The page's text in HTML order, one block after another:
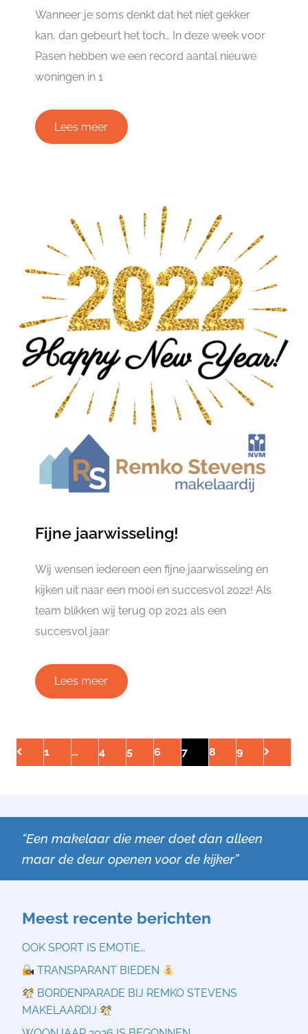
Wanneer je soms denkt dat het niet gekker
kan, dan gebeurt het toch… In deze week voor
Pasen hebben we een record aantal nieuwe
woningen in 1
Lees meer
Fijne jaarwisseling!
Wij wensen iedereen een fijne jaarwisseling en
kijken uit naar een mooi en succesvol 2022! Als
team blikken wij terug op 2021 als een
succesvol jaar
Lees meer
1 … 4 5 6 7 8 9
“Een makelaar die meer doet dan alleen
maar de deur openen voor de kijker”
Meest recente berichten
OOK SPORT IS EMOTIE…
TRANSPARANT BIEDEN
BORDENPARADE BIJ REMKO STEVENS
MAKELAARDIJ